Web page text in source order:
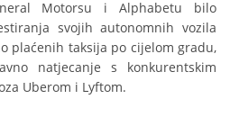
Motorsu i Alphabetu bilo
svojih autonomnih vozila
plaćenih taksija po cijelom gradu,
natjecanje s konkurentskim
Uberom i Lyftom.